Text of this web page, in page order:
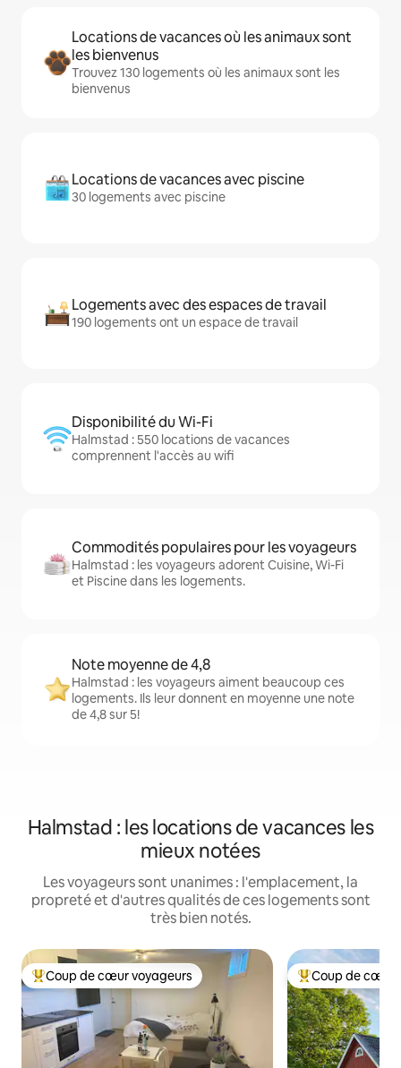
Locations de vacances où les animaux sont
les bienvenus
Trouvez 130 logements où les animaux sont les
bienvenus
Locations de vacances avec piscine
30 logements avec piscine
Logements avec des espaces de travail
190 logements ont un espace de travail
Disponibilité du Wi-Fi
Halmstad : 550 locations de vacances
comprennent l'accès au wifi
Commodités populaires pour les voyageurs
Halmstad : les voyageurs adorent Cuisine, Wi-Fi
et Piscine dans les logements.
Note moyenne de 4,8
Halmstad : les voyageurs aiment beaucoup ces
logements. Ils leur donnent en moyenne une note
de 4,8 sur 5!
Halmstad : les locations de vacances les
mieux notées
Les voyageurs sont unanimes : l'emplacement, la
propreté et d'autres qualités de ces logements sont
très bien notés.
Coup de cœur voyageurs parmi les plus aimés
Coup de cœur voyageurs Coup de cœur
Coup de cœur